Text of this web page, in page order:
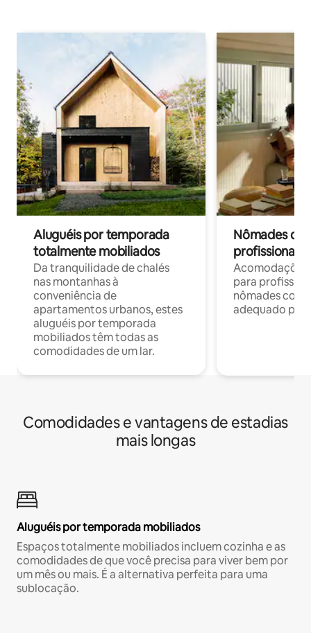
Aluguéis por temporada
totalmente mobiliados
Da tranquilidade de chalés
nas montanhas à
conveniência de
apartamentos urbanos, estes
aluguéis por temporada
mobiliados têm todas as
comodidades de um lar.
Nômades
profissionais
para
nômades com
adequado
Comodidades e vantagens de estadias
mais longas
Aluguéis por temporada mobiliados
Espaços totalmente mobiliados incluem cozinha e as
comodidades de que você precisa para viver bem por
um mês ou mais. É a alternativa perfeita para uma
sublocação.